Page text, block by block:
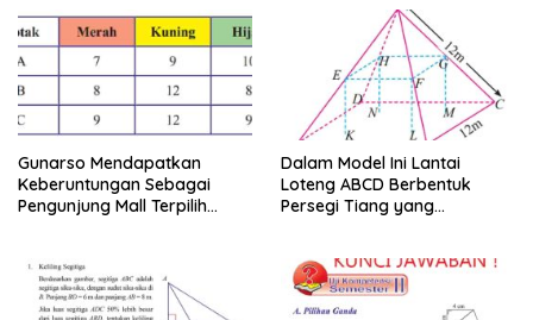
Gunarso Mendapatkan
Keberuntungan Sebagai
Pengunjung Mall Terpilih
Dalam Model Ini Lantai
Loteng ABCD Berbentuk
Persegi Tiang yang